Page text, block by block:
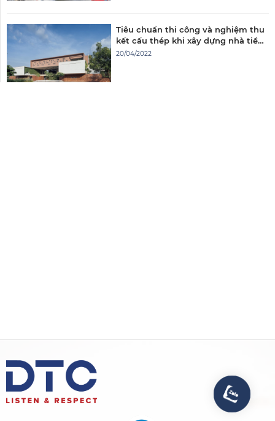
Tiêu chuẩn thi công và nghiệm thu
kết cấu thép khi xây dựng nhà tiền
chế
20/04/2022